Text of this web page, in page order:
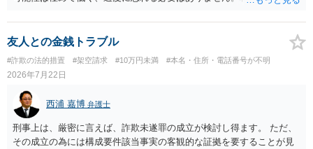
は警察の介入を恐れて逃げた可能性が高いと考えられます。 今後の具
体的な対応は以下の通りです。 ・相手の要求は無視する（1対1のやり
取りで「詐欺か」と聞いただけで名誉毀損は成立しません） ・マイナ
ンバー総合フリーダイヤルへ連絡し、カードの一時停止と再発行手続
きを行う ・万が一に備え、会社には「個人情報を悪用されたトラブル
に巻き込まれた」と事前伝えておく すでに警察へ相談済みとのことで
すので、今後別のアカウントから連絡が来ても一切応じず、警察へ追
加の報告を行ってください。
友人との金銭トラブル
#詐欺の法的措置 #架空請求 #10万円未満 #本名・住所・電話番号が不明
2026年7月22日
西浦 嘉博 弁護士
刑事上は、厳密に言えば、詐欺未遂罪の成立が検討し得ます。 ただ、
その成立の為には構成要件該当事実の客観的な証拠を要することが見